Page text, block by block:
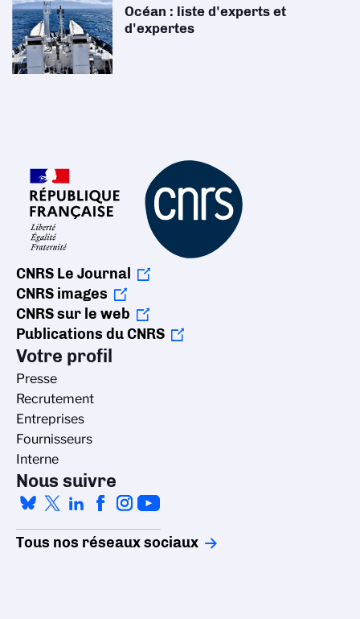
Océan : liste d'experts et
d'expertes
CNRS Le Journal
CNRS images
CNRS sur le web
Publications du CNRS
Votre profil
Presse
Recrutement
Entreprises
Fournisseurs
Interne
Nous suivre
Tous nos réseaux sociaux